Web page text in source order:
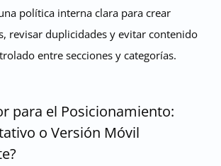
política interna clara para crear
revisar duplicidades y evitar contenido
entre secciones y categorías.
para el Posicionamiento:
o Versión Móvil